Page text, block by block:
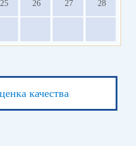
25 26 27 28
качества